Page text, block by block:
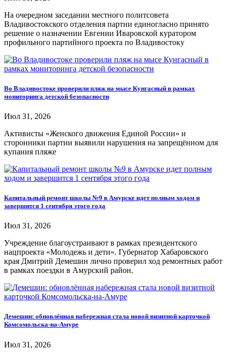
На очередном заседании местного политсовета
Владивостокского отделения партии единогласно принято
решение о назначении Евгении Иваровской куратором
профильного партийного проекта по Владивостоку
Во Владивостоке проверили пляж на мысе Кунгасный в рамках
мониторинга детской безопасности
Июл 31, 2026
Активисты «Женского движения Единой России» и
сторонники партии выявили нарушения на запрещённом для
купания пляже
Капитальный ремонт школы №9 в Амурске идет полным ходом и
завершится 1 сентября этого года
Июл 31, 2026
Учреждение благоустраивают в рамках президентского
нацпроекта «Молодежь и дети». Губернатор Хабаровского
края Дмитрий Демешин лично проверил ход ремонтных работ
в рамках поездки в Амурский район.
Демешин: обновлённая набережная стала новой визитной карточкой
Комсомольска-на-Амуре
Июл 31, 2026